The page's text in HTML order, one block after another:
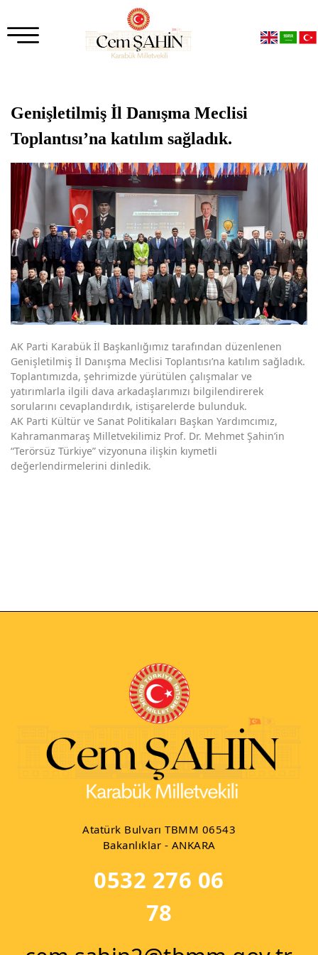
Genişletilmiş İl Danışma Meclisi
Toplantısı’na katılım sağladık.
AK Parti Karabük İl Başkanlığımız tarafından düzenlenen
Genişletilmiş İl Danışma Meclisi Toplantısı’na katılım sağladık.
Toplantımızda, şehrimizde yürütülen çalışmalar ve
yatırımlarla ilgili dava arkadaşlarımızı bilgilendirerek
sorularını cevaplandırdık, istişarelerde bulunduk.
AK Parti Kültür ve Sanat Politikaları Başkan Yardımcımız,
Kahramanmaraş Milletvekilimiz Prof. Dr. Mehmet Şahin’in
“Terörsüz Türkiye” vizyonuna ilişkin kıymetli
değerlendirmelerini dinledik.
Atatürk Bulvarı TBMM 06543
Bakanlıklar - ANKARA
0532 276 06
78